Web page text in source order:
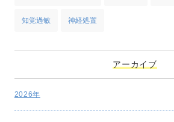
知覚過敏 神経処置
アーカイブ
2026年